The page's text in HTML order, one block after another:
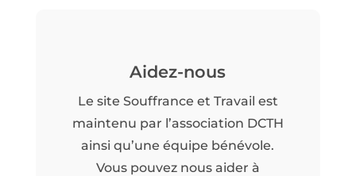
Aidez-nous
Le site Souffrance et Travail est
maintenu par l’association DCTH
ainsi qu’une équipe bénévole.
Vous pouvez nous aider à